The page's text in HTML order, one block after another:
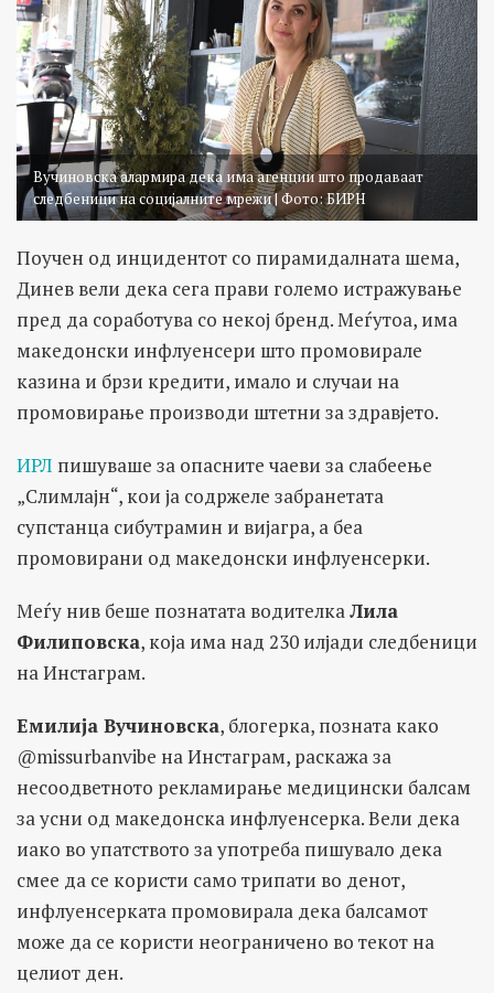
Вучиновска алармира дека има агенции што продаваат
следбеници на социјалните мрежи | Фото: БИРН
Поучен од инцидентот со пирамидалната шема,
Динев вели дека сега прави големо истражување
пред да соработува со некој бренд. Меѓутоа, има
македонски инфлуенсери што промовирале
казина и брзи кредити, имало и случаи на
промовирање производи штетни за здравјето.
ИРЛ пишуваше за опасните чаеви за слабеење
„Слимлајн“, кои ја содржеле забранетата
супстанца сибутрамин и вијагра, а беа
промовирани од македонски инфлуенсерки.
Меѓу нив беше познатата водителкаЛила
Филиповска, која има над 230 илјади следбеници
на Инстаграм.
Емилија Вучиновска, блогерка, позната како
@missurbanvibe на Инстаграм, раскажа за
несоодветното рекламирање медицински балсам
за усни од македонска инфлуенсерка. Вели дека
иако во упатството за употреба пишувало дека
смее да се користи само трипати во денот,
инфлуенсерката промовирала дека балсамот
може да се користи неограничено во текот на
целиот ден.